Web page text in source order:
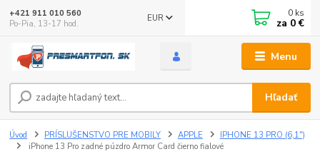
Menu
EUR
Hľadať
+421 911 010 560
Po-Pia, 13-17 hod.
0 ks
za 0 €
Úvod PRÍSLUŠENSTVO PRE MOBILY APPLE
IPHONE 13 PRO (6,1")
iPhone 13 Pro zadné púzdro Armor Card čierno fialové